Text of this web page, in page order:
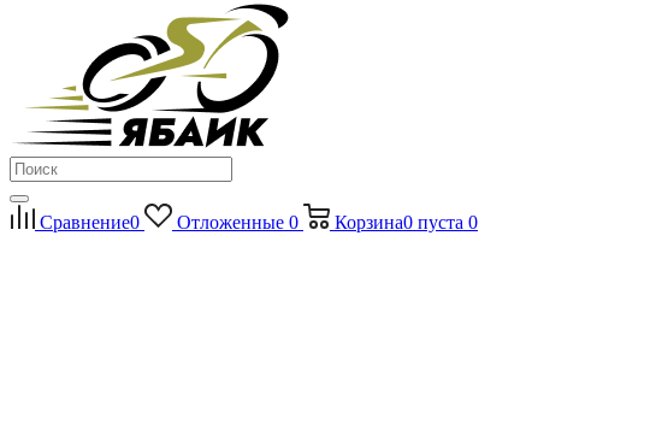
Сравнение0 Отложенные 0 Корзина0 пуста 0